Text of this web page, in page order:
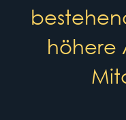
höhere